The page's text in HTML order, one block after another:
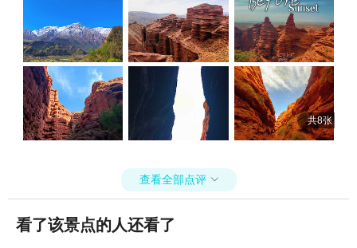
共8张
查看全部点评 
看了该景点的人还看了